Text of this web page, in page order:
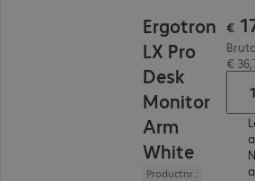
Ergotron
LX Pro
Desk
Monitor
Arm
White
Productnr.:
€
€